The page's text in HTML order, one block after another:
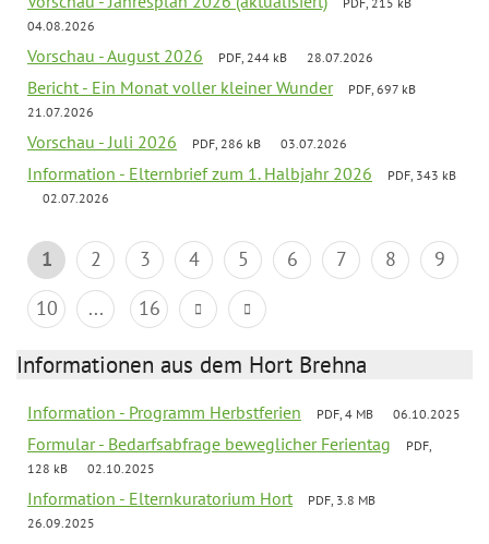
04.08.2026
Vorschau - August 2026 PDF, 244 kB 28.07.2026
Bericht - Ein Monat voller kleiner Wunder
PDF, 697 kB
21.07.2026
Vorschau - Juli 2026 PDF, 286 kB 03.07.2026
Information - Elternbrief zum 1. Halbjahr 2026
PDF, 343 kB
02.07.2026
1 2 3 4 5 6 7 8
9
10
... 16
Informationen aus dem Hort Brehna
Information - Programm Herbstferien PDF, 4 MB 06.10.2025
Formular - Bedarfsabfrage beweglicher Ferientag
PDF,
128 kB
02.10.2025
Information - Elternkuratorium Hort
PDF, 3.8 MB
26.09.2025